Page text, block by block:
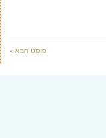
פוסט הבא »